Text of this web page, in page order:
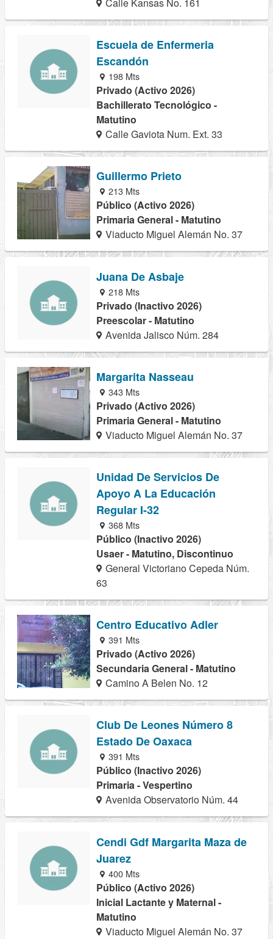
Escuela de Enfermeria
Escandón
198 Mts
Privado (Activo 2026)
Bachillerato Tecnológico -
Matutino
Calle Gaviota Num. Ext. 33
Guillermo Prieto
213 Mts
Público (Activo 2026)
Primaria General - Matutino
Viaducto Miguel Alemán No. 37
Juana De Asbaje
218 Mts
Privado (Inactivo 2026)
Preescolar - Matutino
Avenida Jalisco Núm. 284
Margarita Nasseau
343 Mts
Privado (Activo 2026)
Primaria General - Matutino
Viaducto Miguel Alemán No. 37
Unidad De Servicios De
Apoyo A La Educación
Regular I-32
368 Mts
Público (Inactivo 2026)
Usaer - Matutino, Discontinuo
General Victoriano Cepeda Núm.
63
Centro Educativo Adler
391 Mts
Privado (Activo 2026)
Secundaria General - Matutino
Camino A Belen No. 12
Club De Leones Número 8
Estado De Oaxaca
391 Mts
Público (Inactivo 2026)
Primaria - Vespertino
Avenida Observatorio Núm. 44
Cendi Gdf Margarita Maza de
Juarez
400 Mts
Público (Activo 2026)
Inicial Lactante y Maternal -
Matutino
Viaducto Miguel Alemán No. 37